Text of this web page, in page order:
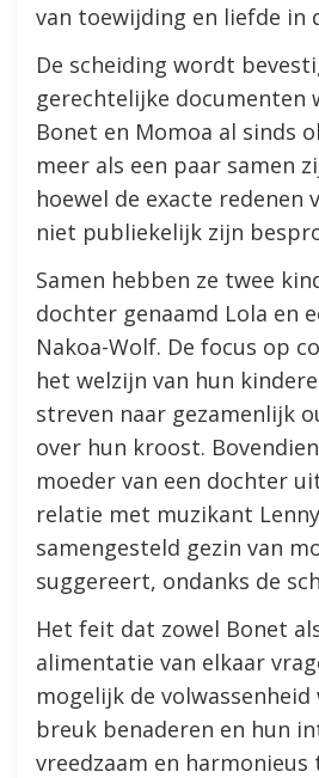
van toewijding en liefde in
De scheiding wordt
gerechtelijke
Bonet en Momoa al sinds
meer als een paar samen
hoewel de exacte redenen
niet publiekelijk zijn
Samen hebben ze twee
dochter genaamd Lola en
Nakoa-Wolf. De focus op
het welzijn van hun
streven naar gezamenlijk
over hun kroost.
moeder van een dochter
relatie met muzikant
samengesteld gezin van
suggereert, ondanks de
Het feit dat zowel Bonet
alimentatie van elkaar
mogelijk de volwassenheid
breuk benaderen en hun
vreedzaam en